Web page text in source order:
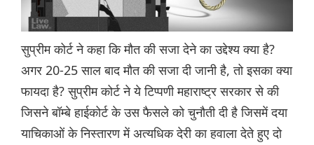
सुप्रीम कोर्ट ने कहा कि मौत की सजा देने का उद्देश्य क्या है?
अगर 20-25 साल बाद मौत की सजा दी जानी है, तो इसका क्या
फायदा है? सुप्रीम कोर्ट ने ये टिप्पणी महाराष्ट्र सरकार से की
जिसने बॉम्बे हाईकोर्ट के उस फैसले को चुनौती दी है जिसमें दया
याचिकाओं के निस्तारण में अत्यधिक देरी का हवाला देते हुए दो